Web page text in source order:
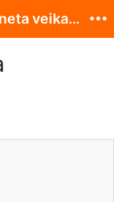
Latvijas amatnieku darbu interneta veikals www.originali.lv